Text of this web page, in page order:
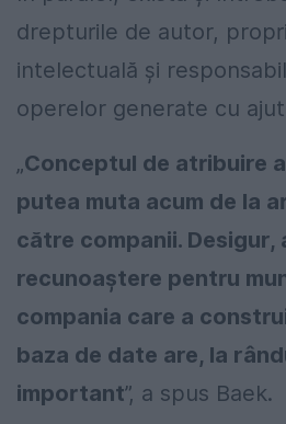
drepturile de autor,
intelectuală și
operelor generate cu
„Conceptul de atribuire
putea muta acum de la
către companii.
recunoaștere pentru
compania care a
baza de date are, la
important”, a spus Baek.